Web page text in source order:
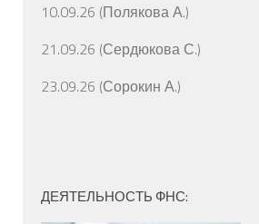
10.09.26 (Полякова А.)
21.09.26 (Сердюкова С.)
23.09.26 (Сорокин А.)
ДЕЯТЕЛЬНОСТЬ ФНС: